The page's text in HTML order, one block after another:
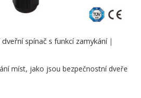
spínač s funkcí zamykání｜
míst, jako jsou bezpečnostní dveře